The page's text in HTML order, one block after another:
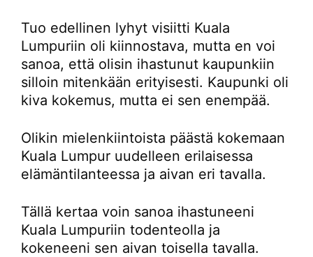
Tuo edellinen lyhyt visiitti Kuala
Lumpuriin oli kiinnostava, mutta en voi
sanoa, että olisin ihastunut kaupunkiin
silloin mitenkään erityisesti. Kaupunki oli
kiva kokemus, mutta ei sen enempää.
Olikin mielenkiintoista päästä kokemaan
Kuala Lumpur uudelleen erilaisessa
elämäntilanteessa ja aivan eri tavalla.
Tällä kertaa voin sanoa ihastuneeni
Kuala Lumpuriin todenteolla ja
kokeneeni sen aivan toisella tavalla.